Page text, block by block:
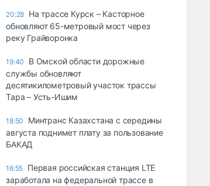
20:28 На трассе Курск – Касторное
обновляют 65-метровый мост через
реку Грайворонка
19:40
В Омской области дорожные
службы обновляют
десятикилометровый участок трассы
Тара – Усть-Ишим
18:50
Минтранс Казахстана с середины
августа поднимет плату за пользование
БАКАД
16:55 Первая российская станция LTE
заработала на федеральной трассе в